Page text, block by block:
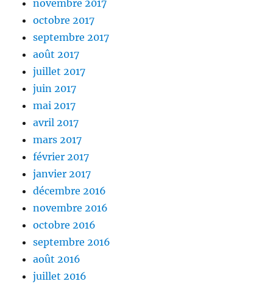
novembre 2017
octobre 2017
septembre 2017
août 2017
juillet 2017
juin 2017
mai 2017
avril 2017
mars 2017
février 2017
janvier 2017
décembre 2016
novembre 2016
octobre 2016
septembre 2016
août 2016
juillet 2016